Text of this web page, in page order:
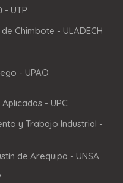
- UTP
Chimbote - ULADECH
- UPAO
- UPC
y Trabajo Industrial -
de Arequipa - UNSA